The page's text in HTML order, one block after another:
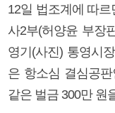
12일 법조계에 따
사2부(허양윤 부장
영기(사진) 통영시
은 항소심 결심공
같은 벌금 300만 원